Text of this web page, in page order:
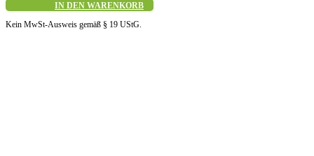
IN DEN WARENKORB
Kein MwSt-Ausweis gemäß § 19 UStG.